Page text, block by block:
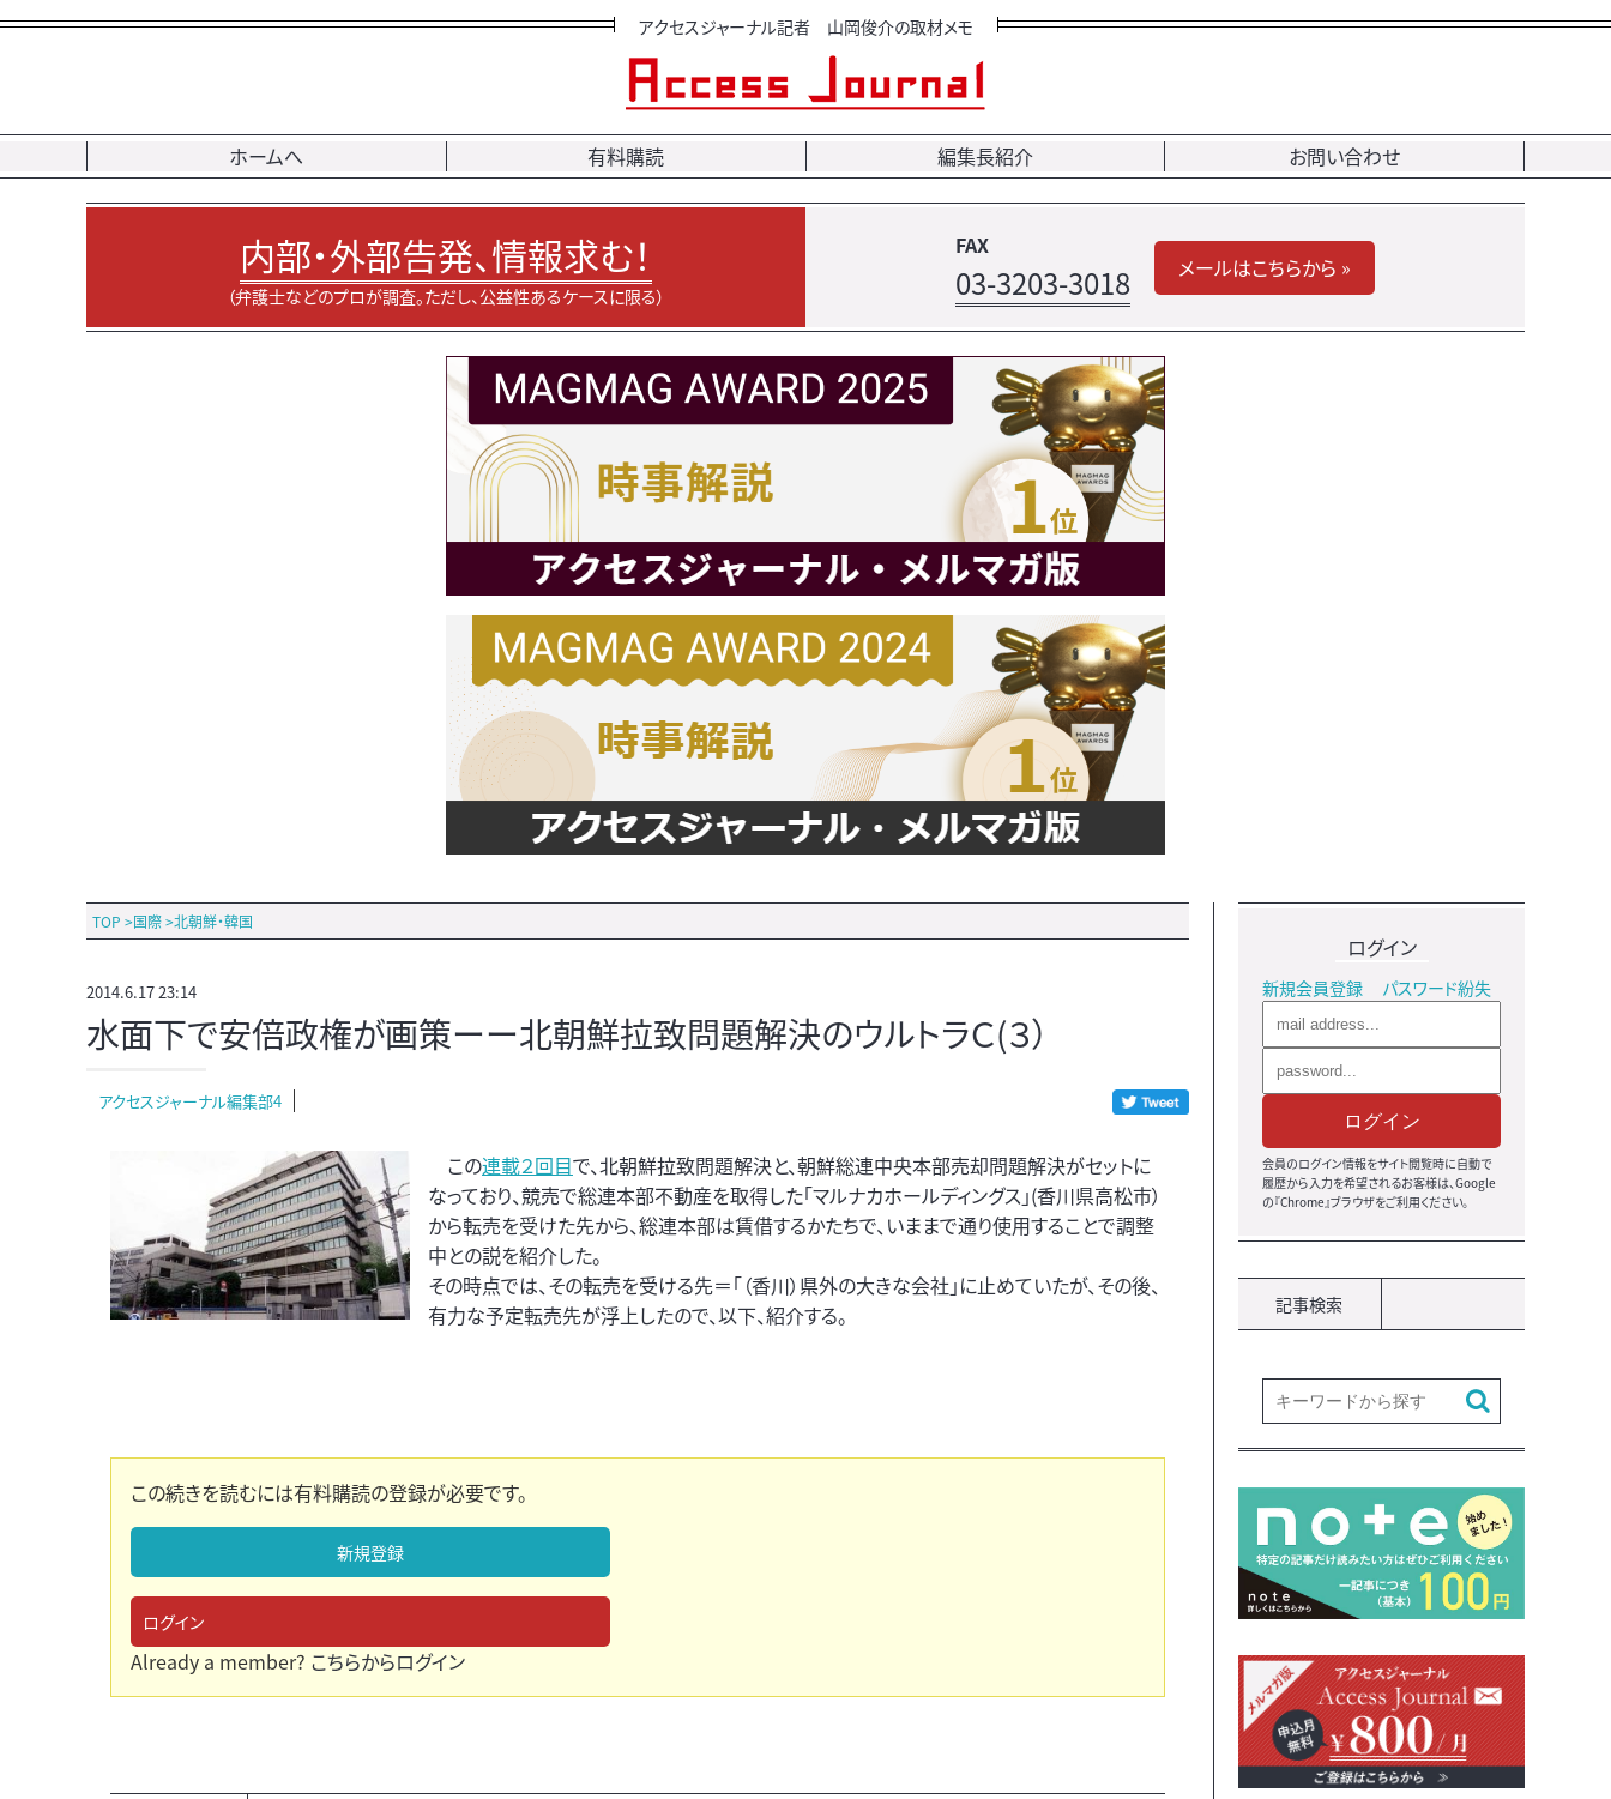
アクセスジャーナル記者 山岡俊介の取材メモ
ホームへ 有料購読 編集長紹介 お問い合わせ
内部・外部告発、情報求む！
（弁護士などのプロが調査。ただし、公益性あるケースに限る）
FAX
03-3203-3018 メールはこちらから »
TOP >国際>北朝鮮・韓国
2014.6.17 23:14
水面下で安倍政権が画策ーー北朝鮮拉致問題解決のウルトラＣ(３）
アクセスジャーナル編集部4
この連載２回目で、北朝鮮拉致問題解決と、朝鮮総連中央本部売却問題解決がセットに
なっており、競売で総連本部不動産を取得した「マルナカホールディングス」(香川県高松市）
から転売を受けた先から、総連本部は賃借するかたちで、いままで通り使用することで調整
中との説を紹介した。
その時点では、その転売を受ける先＝「（香川）県外の大きな会社」に止めていたが、その後、
有力な予定転売先が浮上したので、以下、紹介する。
この続きを読むには有料購読の登録が必要です。
新規登録
ログイン
Already a member? こちらからログイン
ログイン
新規会員登録 パスワード紛失
ログイン
会員のログイン情報をサイト閲覧時に自動で
履歴から入力を希望されるお客様は、Google
の『Chrome』ブラウザをご利用ください。
記事検索